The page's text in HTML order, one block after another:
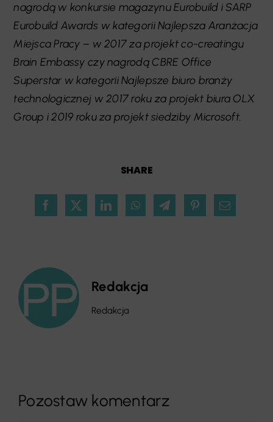
SHARE
nagrodą w konkursie magazynu Eurobuild i SARP
Eurobuild Awards w kategorii Najlepsza Aranżacja
Miejsca Pracy – w 2017 za projekt co-creatingu
Brain Embassy czy nagrodą CBRE Office
Superstar w kategorii Najlepsze biuro branży
technologicznej w 2017 roku za projekt biura OLX
Group i 2019 roku za projekt siedziby Microsoft.
Redakcja
Redakcja
Pozostaw komentarz